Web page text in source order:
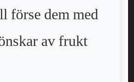
förse dem med
av frukt